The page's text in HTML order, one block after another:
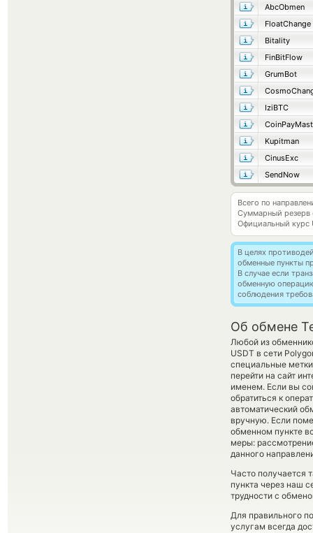
AbcObmen
FloatChange
Bitality
FinBitFlow
GrumBot
IziBTC
Kupitman
CinusExc
SendNow
Всего по
Суммарный резерв
Официальный курс
В целях
обменные пункты
В случае если
обменную
соблюдения
Об обмене
Любой из
USDT в сети
специальные
перейти на сайт
именем. Если вы
обратиться к
автоматический
вручную. Если
обменном пункте
меры:
данного
Часто получается
пункта через наш
трудности с
Для правильного
услугам всегда